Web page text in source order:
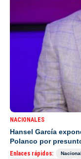
NACIONALES
Hansel García
Polanco por
Enlaces rápidos: